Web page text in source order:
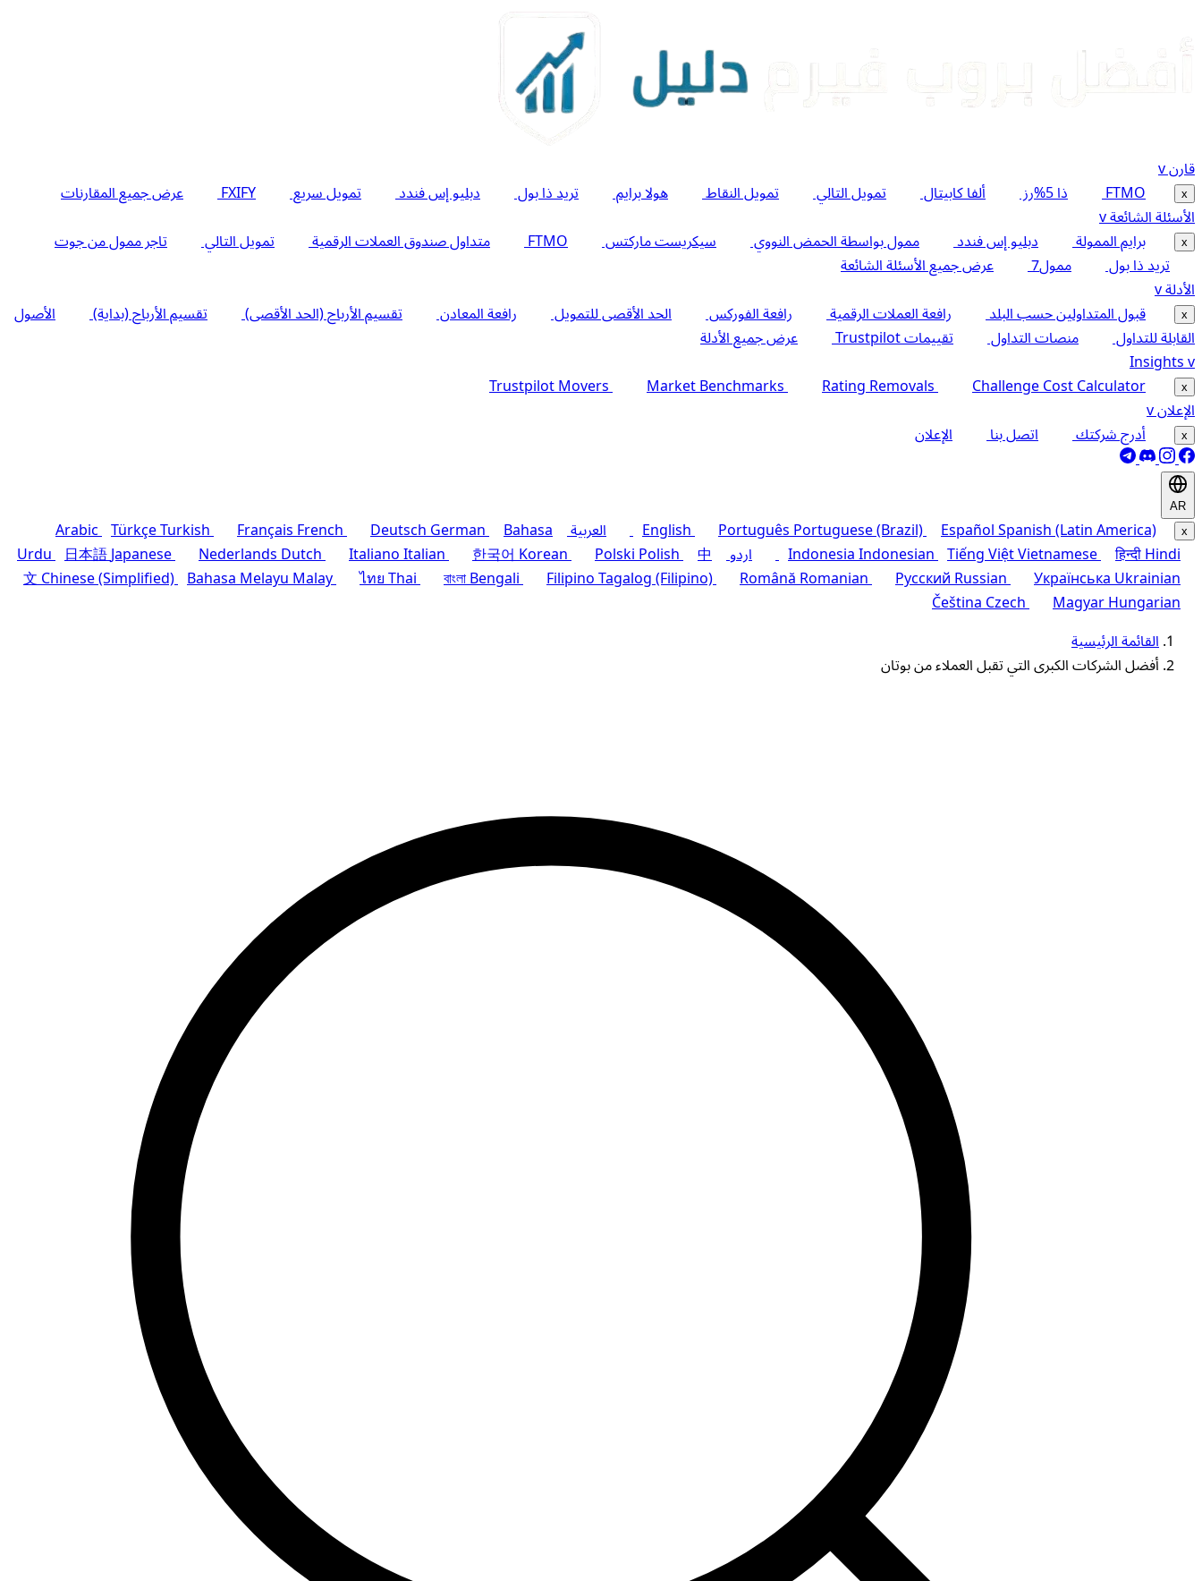
قارنv
x
FTMO ذا 5%رز ألفا كابيتال تمويل التالي تمويل النقاط هولا برايم تريد ذا بول دبليو إس فندد تمويل سريع FXIFY عرض جميع المقارنات
الأسئلة الشائعةv
x برايم الممولة دبليو إس فندد ممول بواسطة الحمض النووي سيكريست ماركتس FTMO متداول صندوق العملات الرقمية تمويل التالي تاجر ممول من جوت
تريد ذا بول ممول7 عرض جميع الأسئلة الشائعة
الأدلةv
x قبول المتداولين حسب البلد رافعة العملات الرقمية رافعة الفوركس الحد الأقصى للتمويل رافعة المعادن تقسيم الأرباح (الحد الأقصى) تقسيم الأرباح (بداية) الأصول
القابلة للتداول منصات التداول تقييمات Trustpilot عرض جميع الأدلة
Insightsv
x
Trustpilot Movers Market Benchmarks Rating Removals Challenge Cost Calculator
الإعلانv
x أدرج شركتك اتصل بنا الإعلان
AR
x
English PortuguêsPortuguese (Brazil) EspañolSpanish (Latin America) العربية Arabic TürkçeTurkish FrançaisFrench DeutschGerman Bahasa
IndonesiaIndonesian Tiếng ViệtVietnamese हिन्दीHindi اردو Urdu 日本語Japanese NederlandsDutch ItalianoItalian 한국어Korean PolskiPolish 中
文Chinese (Simplified) Bahasa MelayuMalay ไทยThai বাংলাBengali FilipinoTagalog (Filipino) RomânăRomanian РусскийRussian УкраїнськаUkrainian
ČeštinaCzech MagyarHungarian
القائمة الرئيسية
أفضل الشركات الكبرى التي تقبل العملاء من بوتان